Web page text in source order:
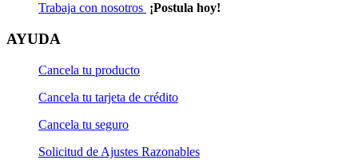
Trabaja con nosotros ¡Postula hoy!
AYUDA
Cancela tu producto
Cancela tu tarjeta de crédito
Cancela tu seguro
Solicitud de Ajustes Razonables